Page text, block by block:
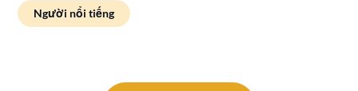
Người nổi tiếng